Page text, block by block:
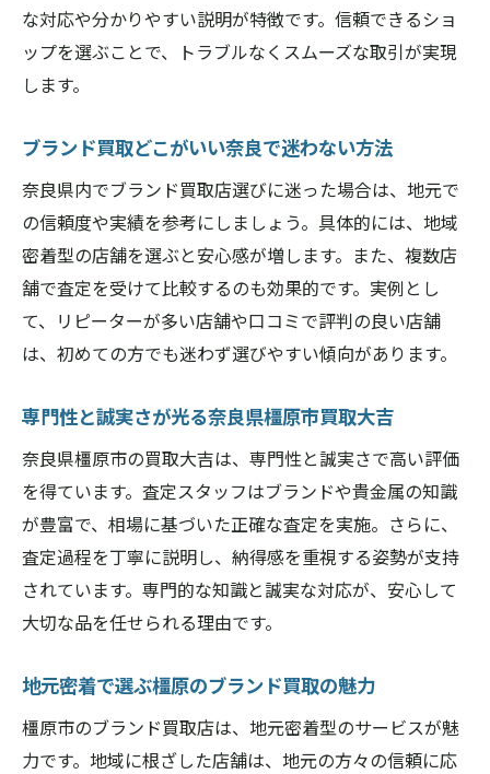
ブランド買取で重要なプライバシー保護
口コミで選ぶ奈良県橿原市買取大吉の実力
奈良県橿原市買取大吉が選ばれる理由を解
説
橿原ブランド買取ショップの利便性の高さ
エコリング橿原が注目されるポイント紹介
地元で信頼を集める買取大吉大和八木の魅
力
橿原市内で便利なブランド査定サービス
奈良県橿原市で賢くブランドを手放すコツ
奈良県橿原市買取大吉で賢く売却する方法
ブランド箱や付属品の活用で査定額アップ
エコ活動にもつながるブランド買取の魅力
失敗しない買取タイミングの見極め方
奈良ブランド買取どこがいい選び方の極意
買取大吉大和八木の賢い利用事例を紹介
買取大吉の活用法と橿原市での体験談
奈良県橿原市買取大吉の実際の利用体験談
な対応や分かりやすい説明が特徴です。信頼できるショ
ップを選ぶことで、トラブルなくスムーズな取引が実現
します。
ブランド買取どこがいい奈良で迷わない方法
奈良県内でブランド買取店選びに迷った場合は、地元で
の信頼度や実績を参考にしましょう。具体的には、地域
密着型の店舗を選ぶと安心感が増します。また、複数店
舗で査定を受けて比較するのも効果的です。実例とし
て、リピーターが多い店舗や口コミで評判の良い店舗
は、初めての方でも迷わず選びやすい傾向があります。
専門性と誠実さが光る奈良県橿原市買取大吉
奈良県橿原市の買取大吉は、専門性と誠実さで高い評価
を得ています。査定スタッフはブランドや貴金属の知識
が豊富で、相場に基づいた正確な査定を実施。さらに、
査定過程を丁寧に説明し、納得感を重視する姿勢が支持
されています。専門的な知識と誠実な対応が、安心して
大切な品を任せられる理由です。
地元密着で選ぶ橿原のブランド買取の魅力
橿原市のブランド買取店は、地元密着型のサービスが魅
力です。地域に根ざした店舗は、地元の方々の信頼に応